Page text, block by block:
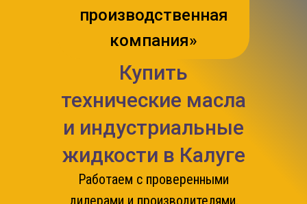
производственная
компания»
Купить
технические масла
и индустриальные
жидкости в Калуге
Работаем с проверенными
дилерами и производителями.